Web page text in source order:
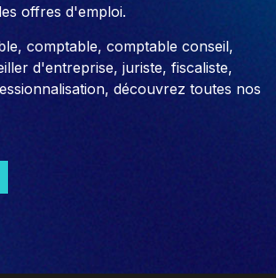
offres d'emploi.
comptable, comptable conseil,
d'entreprise, juriste, fiscaliste,
découvrez toutes nos